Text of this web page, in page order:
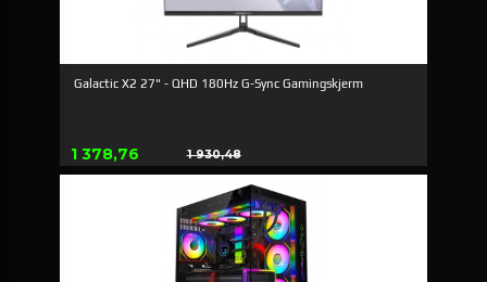
Galactic X2 27" - QHD 180Hz G-Sync Gamingskjerm
Tilbud
1 378,76 1 930,48
Rabat